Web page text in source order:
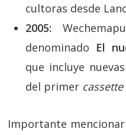
cultoras desde
2005:
denominado El
que incluye
del primer cassette
Importante